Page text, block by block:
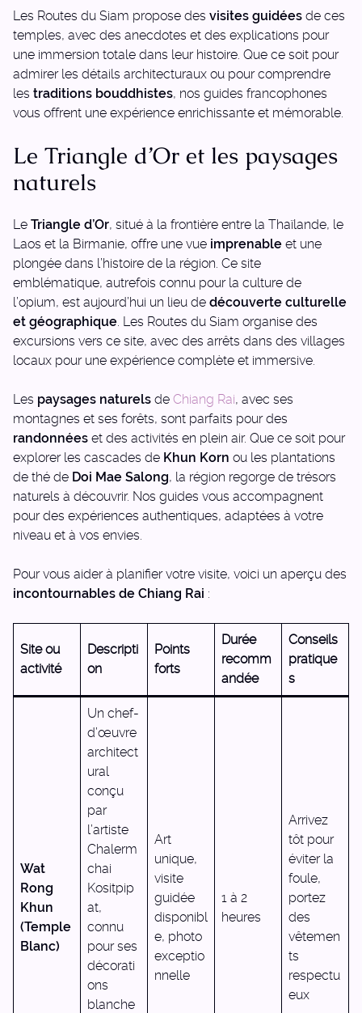
Les Routes du Siam propose des visites guidées de ces
temples, avec des anecdotes et des explications pour
une immersion totale dans leur histoire. Que ce soit pour
admirer les détails architecturaux ou pour comprendre
les traditions bouddhistes, nos guides francophones
vous offrent une expérience enrichissante et mémorable.
Le Triangle d’Or et les paysages
naturels
Le Triangle d’Or, situé à la frontière entre la Thaïlande, le
Laos et la Birmanie, offre une vue imprenable et une
plongée dans l’histoire de la région. Ce site
emblématique, autrefois connu pour la culture de
l’opium, est aujourd’hui un lieu de découverte culturelle
et géographique. Les Routes du Siam organise des
excursions vers ce site, avec des arrêts dans des villages
locaux pour une expérience complète et immersive.
Les paysages naturels de Chiang Rai, avec ses
montagnes et ses forêts, sont parfaits pour des
randonnées et des activités en plein air. Que ce soit pour
explorer les cascades de Khun Korn ou les plantations
de thé de Doi Mae Salong, la région regorge de trésors
naturels à découvrir. Nos guides vous accompagnent
pour des expériences authentiques, adaptées à votre
niveau et à vos envies.
Pour vous aider à planifier votre visite, voici un aperçu des
incontournables de Chiang Rai :
Site ou
activité
Descripti
on
Points
forts
Durée
recomm
andée
Conseils
pratique
s
Wat
Rong
Khun
(Temple
Blanc)
Un chef-
d’œuvre
architect
ural
conçu
par
l’artiste
Chalerm
chai
Kositpip
at,
connu
pour ses
décorati
ons
blanche
Art
unique,
visite
guidée
disponibl
e, photo
exceptio
nnelle
1 à 2
heures
Arrivez
tôt pour
éviter la
foule,
portez
des
vêtemen
ts
respectu
eux